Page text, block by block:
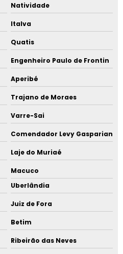
Natividade
Italva
Quatis
Engenheiro Paulo de Frontin
Aperibé
Trajano de Moraes
Varre-Sai
Comendador Levy Gasparian
Laje do Muriaé
Macuco
Uberlândia
Juiz de Fora
Betim
Ribeirão das Neves